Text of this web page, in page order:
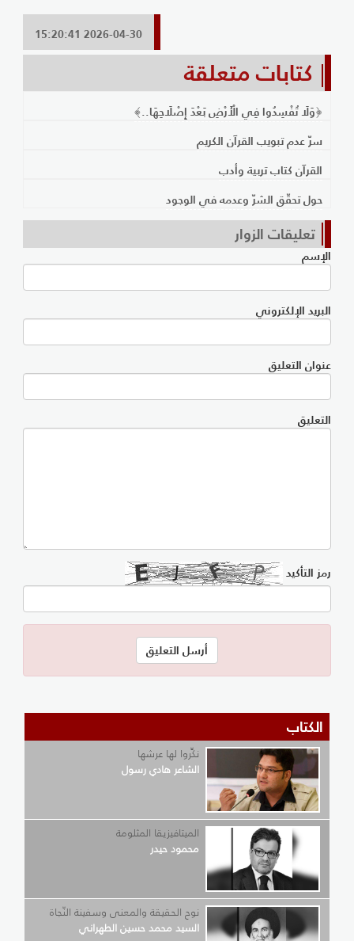
2026-04-30 15:20:41
كتابات متعلقة
﴿وَلَا تُفْسِدُوا فِي الْأَرْضِ بَعْدَ إِصْلَاحِهَا..﴾
سرّ عدم تبويب القرآن الكريم
القرآن كتاب تربية وأدب
حول تحقّق الشرّ وعدمه في الوجود
تعليقات الزوار
الإسم
البريد الإلكتروني
عنوان التعليق
التعليق
رمز التأكيد
الكتاب
نكِّروا لها عرشها
الشاعر هادي رسول
الميتافيزيقا المثلومة
محمود حيدر
نوح الحقيقة والمعنى وسفينة النّجاة
السيد محمد حسين الطهراني